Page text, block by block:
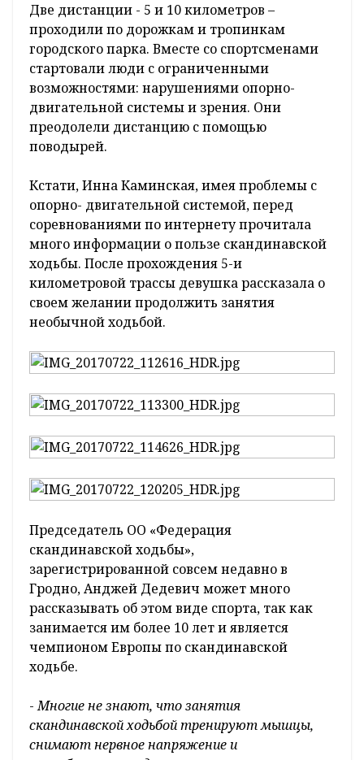
Две дистанции - 5 и 10 километров –
проходили по дорожкам и тропинкам
городского парка. Вместе со спортсменами
стартовали люди с ограниченными
возможностями: нарушениями опорно-
двигательной системы и зрения. Они
преодолели дистанцию с помощью
поводырей.
Кстати, Инна Каминская, имея проблемы с
опорно- двигательной системой, перед
соревнованиями по интернету прочитала
много информации о пользе скандинавской
ходьбы. После прохождения 5-и
километровой трассы девушка рассказала о
своем желании продолжить занятия
необычной ходьбой.
Председатель ОО «Федерация
скандинавской ходьбы»,
зарегистрированной совсем недавно в
Гродно, Анджей Дедевич может много
рассказывать об этом виде спорта, так как
занимается им более 10 лет и является
чемпионом Европы по скандинавской
ходьбе.
-Многие не знают, что занятия
скандинавской ходьбой тренируют мышцы,
снимают нервное напряжение и